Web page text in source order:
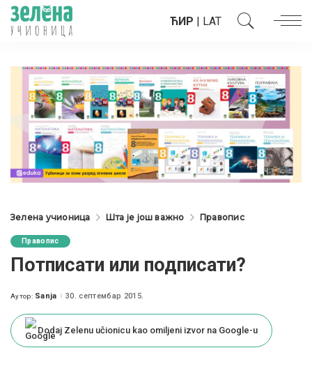
ЋИР | LAT
Зелена учионица Шта је још важно Правопис
Правопис
Потписати или подписати?
Posted
Аутор: Sanja 30. септембар 2015.
Dodaj Zelenu učionicu kao omiljeni izvor na Google-u